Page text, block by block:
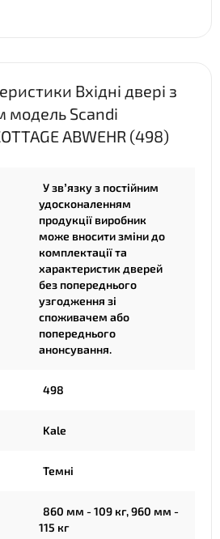
Вхідні двері з
модель Scandi
ABWEHR (498)
У зв’язку з постійним
удосконаленням
продукції виробник
може вносити зміни до
комплектації та
характеристик дверей
без попереднього
узгодження зі
споживачем або
попереднього
анонсування.
498
Kale
Темні
860 мм - 109 кг, 960 мм -
115 кг